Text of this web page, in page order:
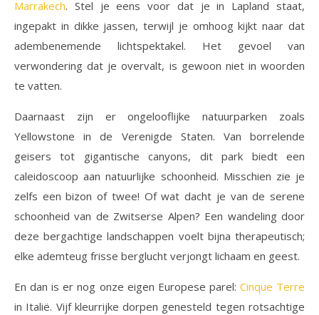
Marrakech. Stel je eens voor dat je in Lapland staat,
ingepakt in dikke jassen, terwijl je omhoog kijkt naar dat
adembenemende lichtspektakel. Het gevoel van
verwondering dat je overvalt, is gewoon niet in woorden
te vatten.
Daarnaast zijn er ongelooflijke natuurparken zoals
Yellowstone in de Verenigde Staten. Van borrelende
geisers tot gigantische canyons, dit park biedt een
caleidoscoop aan natuurlijke schoonheid. Misschien zie je
zelfs een bizon of twee! Of wat dacht je van de serene
schoonheid van de Zwitserse Alpen? Een wandeling door
deze bergachtige landschappen voelt bijna therapeutisch;
elke ademteug frisse berglucht verjongt lichaam en geest.
En dan is er nog onze eigen Europese parel: Cinque Terre
in Italië. Vijf kleurrijke dorpen genesteld tegen rotsachtige